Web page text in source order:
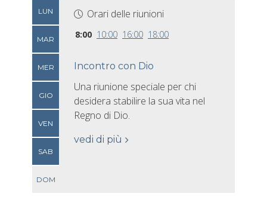
LUN
MAR
MER
GIO
VEN
SAB
DOM
Orari delle riunioni
8:00 10:00 16:00 18:00
Incontro con Dio
Una riunione speciale per chi
desidera stabilire la sua vita nel
Regno di Dio.
vedi di più